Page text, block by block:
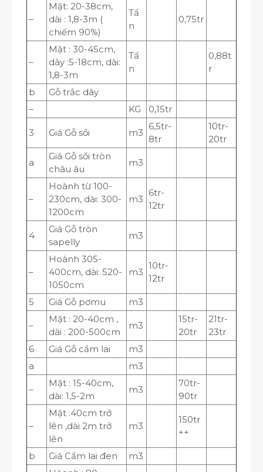
–
Mặt: 20-38cm,
dài : 1,8-3m (
chiếm 90%)
Tấ
n
0,75tr
–
Mặt : 30-45cm,
dày :5-18cm, dài:
1,8-3m
Tấ
n
0,88t
r
b
Gỗ trắc dây
–
KG 0,15tr
3 Giá Gỗ sồi m3
6,5tr-
8tr
10tr-
20tr
a
Giá Gỗ sồi tròn
châu âu
m3
–
Hoành từ 100-
230cm, dài: 300-
1200cm
m3
6tr-
12tr
4
Giá Gỗ tròn
sapelly
m3
–
Hoành 305-
400cm, dài: 520-
1050cm
m3
10tr-
12tr
5 Giá Gỗ pơmu m3
–
Mặt : 20-40cm ,
dài : 200-500cm
m3
15tr-
20tr
21tr-
23tr
6
Giá Gỗ cẩm lai m3
a
m3
–
Mặt : 15-40cm,
dài: 1,5-2m
m3
70tr-
90tr
–
Mặt :40cm trở
lên ,dài 2m trở
lên
m3
150tr
++
b Giá Cẩm lai đen m3